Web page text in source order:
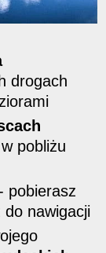
drogach
w pobliżu
pobierasz
nawigacji